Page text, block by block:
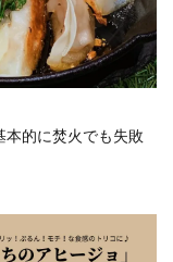
的に焚火でも失敗